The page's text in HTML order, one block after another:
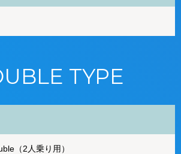
TYPE
（2人乗り用）